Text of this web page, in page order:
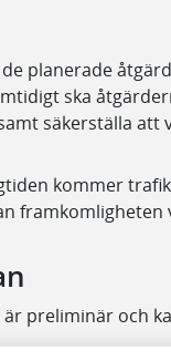
planerade
ska
säkerställa att
kommer
framkomligheten
preliminär och